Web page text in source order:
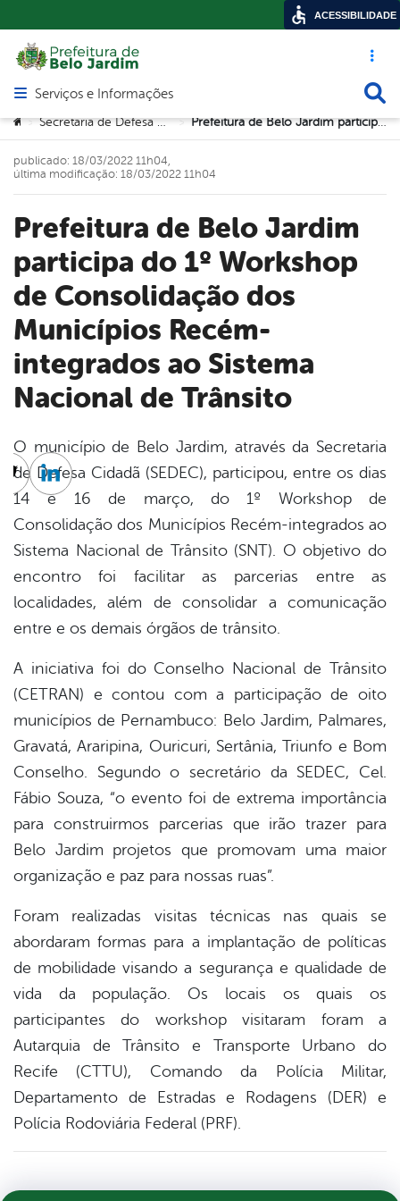
Acesso
Abrir menu principal de navegação
Serviços e Informações
Você está aqui:
> Secretaria de Defesa Cidadã (SEDEC) > Prefeitura de Belo Jardim participa do 1º Workshop de Consolidação dos Municípios Recém-integrados ao Sistema Nacional de Trânsito
Prefeitura de Belo Jardim
participa do 1º Workshop
de Consolidação dos
Municípios Recém-
integrados ao Sistema
Nacional de Trânsito
publicado: 18/03/2022 11h04,
última modificação: 18/03/2022 11h04
O município de Belo Jardim, através da Secretaria
de Defesa Cidadã (SEDEC), participou, entre os dias
14 e 16 de março, do 1º Workshop de
Consolidação dos Municípios Recém-integrados ao
Sistema Nacional de Trânsito (SNT). O objetivo do
encontro foi facilitar as parcerias entre as
localidades, além de consolidar a comunicação
entre e os demais órgãos de trânsito.
A iniciativa foi do Conselho Nacional de Trânsito
(CETRAN) e contou com a participação de oito
municípios de Pernambuco: Belo Jardim, Palmares,
Gravatá, Araripina, Ouricuri, Sertânia, Triunfo e Bom
Conselho. Segundo o secretário da SEDEC, Cel.
Fábio Souza, “o evento foi de extrema importância
para construirmos parcerias que irão trazer para
Belo Jardim projetos que promovam uma maior
organização e paz para nossas ruas”.
Foram realizadas visitas técnicas nas quais se
abordaram formas para a implantação de políticas
de mobilidade visando a segurança e qualidade de
vida da população. Os locais os quais os
participantes do workshop visitaram foram a
Autarquia de Trânsito e Transporte Urbano do
Recife (CTTU), Comando da Polícia Militar,
Departamento de Estradas e Rodagens (DER) e
Polícia Rodoviária Federal (PRF).
Twitter
Linkedin
ACESSIBILIDADE